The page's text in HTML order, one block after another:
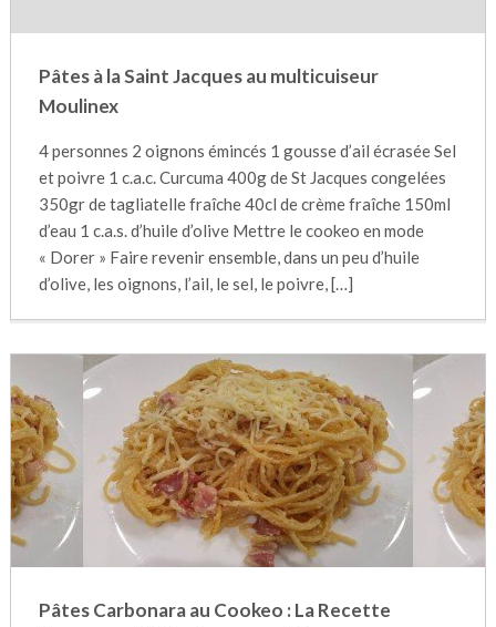
Pâtes à la Saint Jacques au multicuiseur
Moulinex
4 personnes 2 oignons émincés 1 gousse d’ail écrasée Sel
et poivre 1 c.a.c. Curcuma 400g de St Jacques congelées
350gr de tagliatelle fraîche 40cl de crème fraîche 150ml
d’eau 1 c.a.s. d’huile d’olive Mettre le cookeo en mode
« Dorer » Faire revenir ensemble, dans un peu d’huile
d’olive, les oignons, l’ail, le sel, le poivre, […]
Pâtes Carbonara au Cookeo : La Recette